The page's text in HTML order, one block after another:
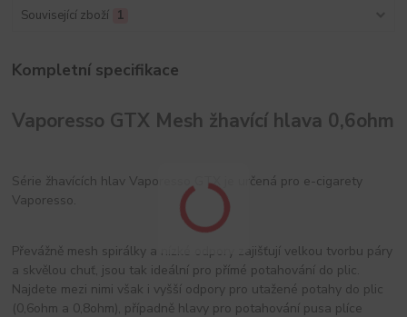
Související zboží 1
Kompletní specifikace
Vaporesso GTX Mesh žhavící hlava 0,6ohm
Série žhavících hlav Vaporesso GTX je určená pro e-cigarety
Vaporesso.
Převážně mesh spirálky a nízké odpory zajišťují velkou tvorbu páry
a skvělou chuť, jsou tak ideální pro přímé potahování do plic.
Najdete mezi nimi však i vyšší odpory pro utažené potahy do plic
(0,6ohm a 0,8ohm), případně hlavy pro potahování pusa plíce